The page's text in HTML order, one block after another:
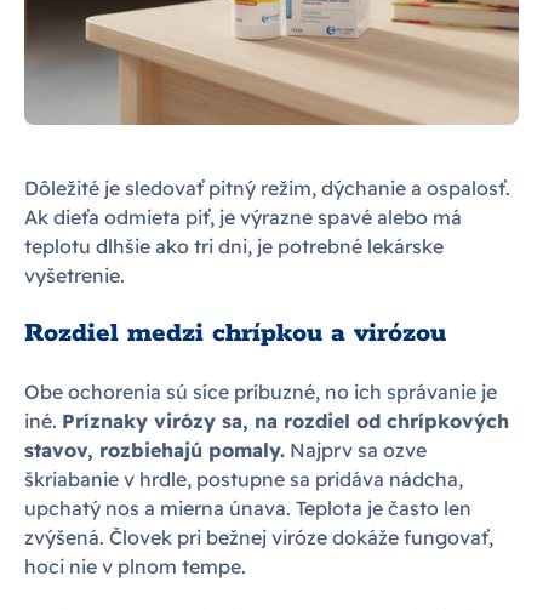
Dôležité je sledovať pitný režim, dýchanie a ospalosť.
Ak dieťa odmieta piť, je výrazne spavé alebo má
teplotu dlhšie ako tri dni, je potrebné lekárske
vyšetrenie.
Rozdiel medzi chrípkou a virózou
Obe ochorenia sú síce príbuzné, no ich správanie je
iné. Príznaky virózy sa, na rozdiel od chrípkových
stavov, rozbiehajú pomaly. Najprv sa ozve
škriabanie v hrdle, postupne sa pridáva nádcha,
upchatý nos a mierna únava. Teplota je často len
zvýšená. Človek pri bežnej viróze dokáže fungovať,
hoci nie v plnom tempe.